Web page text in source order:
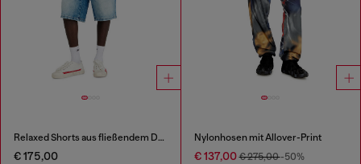
Relaxed Shorts aus fließendem Denim mit Abrieb-Effekten
€ 175,00
Nylonhosen mit Allover-Print
€ 137,00€ 275,00-50%